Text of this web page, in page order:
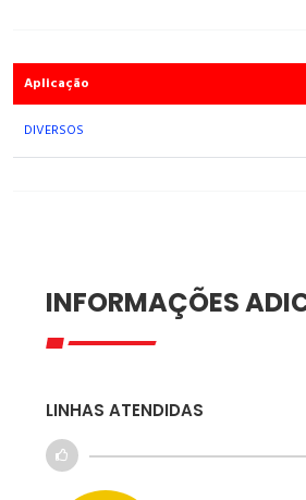
Aplicação
DIVERSOS
INFORMAÇÕES
LINHAS ATENDIDAS